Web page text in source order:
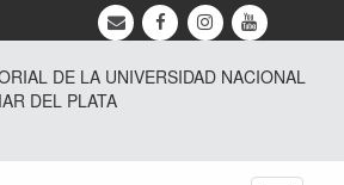
DE LA UNIVERSIDAD NACIONAL
DEL PLATA